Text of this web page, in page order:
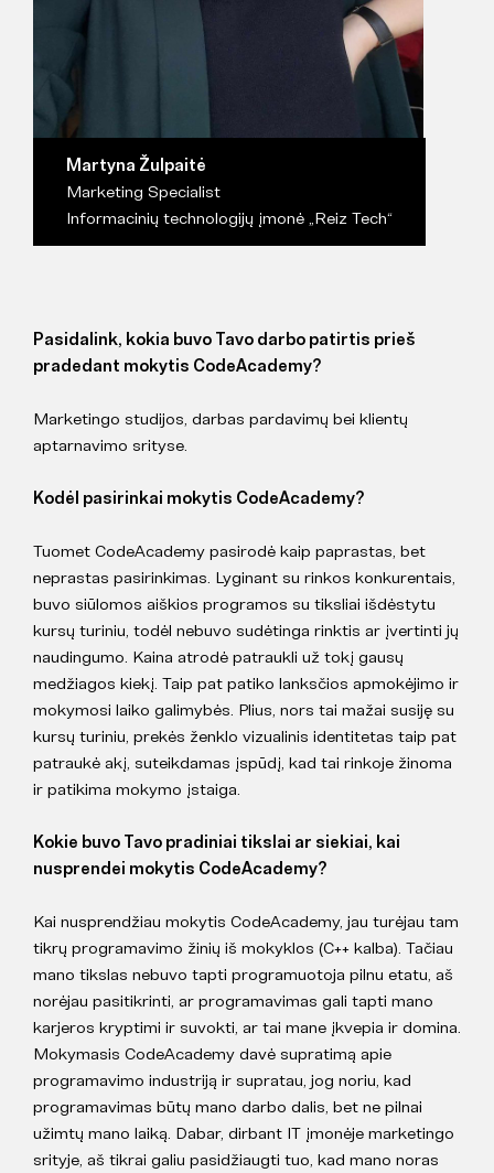
Martyna Žulpaitė
Marketing Specialist
Informacinių technologijų įmonė „Reiz Tech“
Pasidalink, kokia buvo Tavo darbo patirtis prieš
pradedant mokytis CodeAcademy?
Marketingo studijos, darbas pardavimų bei klientų
aptarnavimo srityse.
Kodėl pasirinkai mokytis CodeAcademy?
Tuomet CodeAcademy pasirodė kaip paprastas, bet
neprastas pasirinkimas. Lyginant su rinkos konkurentais,
buvo siūlomos aiškios programos su tiksliai išdėstytu
kursų turiniu, todėl nebuvo sudėtinga rinktis ar įvertinti jų
naudingumo. Kaina atrodė patraukli už tokį gausų
medžiagos kiekį. Taip pat patiko lanksčios apmokėjimo ir
mokymosi laiko galimybės. Plius, nors tai mažai susiję su
kursų turiniu, prekės ženklo vizualinis identitetas taip pat
patraukė akį, suteikdamas įspūdį, kad tai rinkoje žinoma
ir patikima mokymo įstaiga.
Kokie buvo Tavo pradiniai tikslai ar siekiai, kai
nusprendei mokytis CodeAcademy?
Kai nusprendžiau mokytis CodeAcademy, jau turėjau tam
tikrų programavimo žinių iš mokyklos (C++ kalba). Tačiau
mano tikslas nebuvo tapti programuotoja pilnu etatu, aš
norėjau pasitikrinti, ar programavimas gali tapti mano
karjeros kryptimi ir suvokti, ar tai mane įkvepia ir domina.
Mokymasis CodeAcademy davė supratimą apie
programavimo industriją ir supratau, jog noriu, kad
programavimas būtų mano darbo dalis, bet ne pilnai
užimtų mano laiką. Dabar, dirbant IT įmonėje marketingo
srityje, aš tikrai galiu pasidžiaugti tuo, kad mano noras